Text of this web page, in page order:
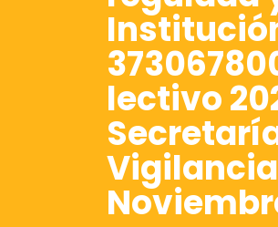
lectivo